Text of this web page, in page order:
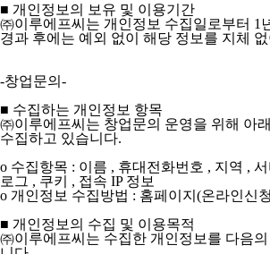
■ 개인정보의 보유 및 이용기간
㈜이루에프씨는 개인정보 수집일로부터 1
경과 후에는 예외 없이 해당 정보를 지체
-창업문의-
■ 수집하는 개인정보 항목
㈜이루에프씨는 창업문의 운영을 위해 아
수집하고 있습니다.
ο 수집항목 : 이름 , 휴대전화번호 , 지역 ,
로그 , 쿠키 , 접속 IP 정보
ο 개인정보 수집방법 : 홈페이지(온라인신
■ 개인정보의 수집 및 이용목적
㈜이루에프씨는 수집한 개인정보를 다음